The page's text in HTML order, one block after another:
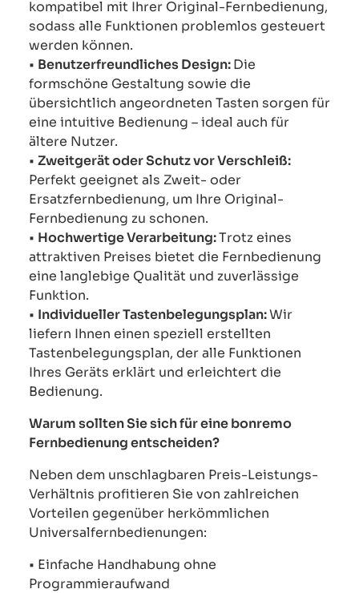
kompatibel mit Ihrer Original-Fernbedienung,
sodass alle Funktionen problemlos gesteuert
werden können.
• Benutzerfreundliches Design:Die
formschöne Gestaltung sowie die
übersichtlich angeordneten Tasten sorgen für
eine intuitive Bedienung – ideal auch für
ältere Nutzer.
• Zweitgerät oder Schutz vor Verschleiß:
Perfekt geeignet als Zweit- oder
Ersatzfernbedienung, um Ihre Original-
Fernbedienung zu schonen.
• Hochwertige Verarbeitung:Trotz eines
attraktiven Preises bietet die Fernbedienung
eine langlebige Qualität und zuverlässige
Funktion.
• Individueller Tastenbelegungsplan:Wir
liefern Ihnen einen speziell erstellten
Tastenbelegungsplan, der alle Funktionen
Ihres Geräts erklärt und erleichtert die
Bedienung.
Warum sollten Sie sich für eine bonremo
Fernbedienung entscheiden?
Neben dem unschlagbaren Preis-Leistungs-
Verhältnis profitieren Sie von zahlreichen
Vorteilen gegenüber herkömmlichen
Universalfernbedienungen:
• Einfache Handhabung ohne
Programmieraufwand